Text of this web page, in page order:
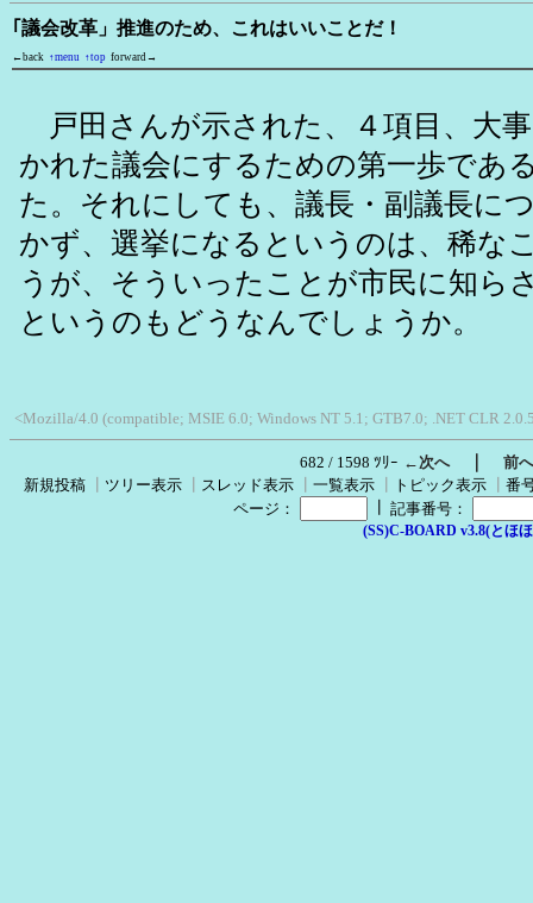
｢議会改革」推進のため、これはいいことだ！
←back ↑menu ↑top forward→
戸田さんが示された、４項目、大
かれた議会にするための第一歩であ
た。それにしても、議長・副議長に
かず、選挙になるというのは、稀な
うが、そういったことが市民に知ら
というのもどうなんでしょうか。
<Mozilla/4.0 (compatible; MSIE 6.0; Windows NT 5.1; GTB7.0; .NET CLR
682 / 1598 ﾂﾘｰ ←次へ｜ 前
新規投稿
ツリー表示 スレッド表示 一覧表示 トピック表示
番
ページ：
記事番号：
(SS)C-BOARD v3.8(とほ